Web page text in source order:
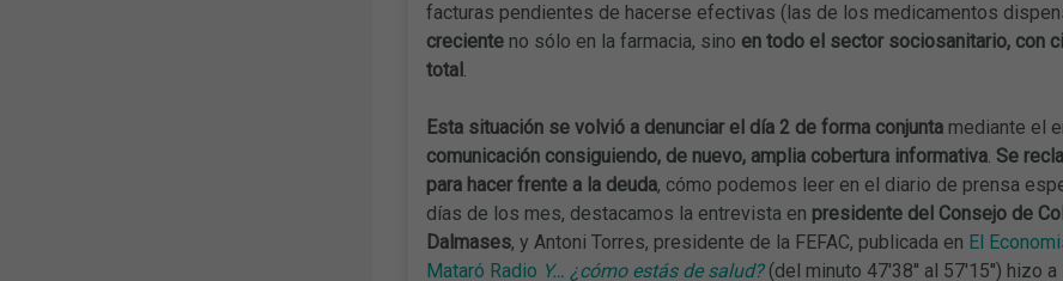
facturas pendientes de hacerse efectivas (las de los medicamentos
crecienteno sólo en la farmacia, sino en todo el sector sociosanitario, con
total.
Esta situación se volvió a denunciar el día 2 de forma conjunta mediante el
comunicación consiguiendo, de nuevo, amplia cobertura informativa. Se
para hacer frente a la deuda, cómo podemos leer en el diario de prensa
días de los mes, destacamos la entrevista en presidente del Consejo de
Dalmases, y Antoni Torres, presidente de la FEFAC, publicada en El
Mataró Radio Y… ¿cómo estás de salud?(del minuto 47'38'' al 57'15'') hizo a